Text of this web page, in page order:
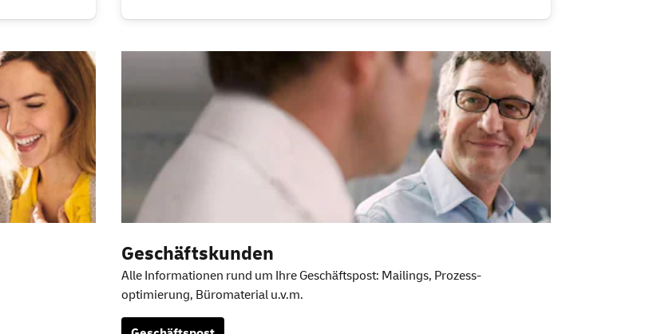
Geschäftskunden
Alle Informationen rund um Ihre Geschäftspost: Mailings, Prozess-
optimierung, Büromaterial u.v.m.